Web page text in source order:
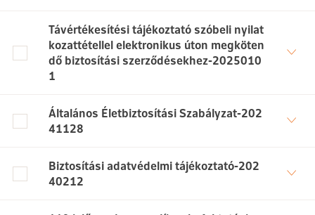
Távértékesítési tájékoztató szóbeli nyilat
kozattétellel elektronikus úton megköten
dő biztosítási szerződésekhez-2025010
1
Általános Életbiztosítási Szabályzat-202
41128
Biztosítási adatvédelmi tájékoztató-202
40212